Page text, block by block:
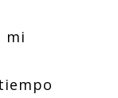
mi